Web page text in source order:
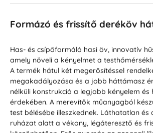
Formázó és frissítő deréköv
Has- és csípőformáló hasi öv, innovatív
amely növeli a kényelmet a
A termék hátul két megerősítéssel
megakadályozása és a jobb háttámasz
nélküli konstrukció a legjobb kényelem és
érdekében. A merevítők műanyagból
test bélésébe illeszkednek. Láthatatlan és
ruházat alatt a vékony, légáteresztő és